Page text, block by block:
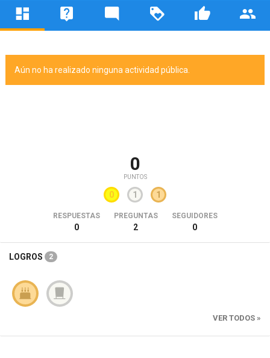
Aún no ha realizado ninguna actividad pública.
0
PUNTOS
0 1 1
RESPUESTAS
0
PREGUNTAS
2
SEGUIDORES
0
LOGROS 2
VER TODOS »